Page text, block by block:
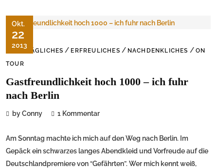
Okt.
22
2013
ALLTÄGLICHES / ERFREULICHES / NACHDENKLICHES / ON
TOUR
Gastfreundlichkeit hoch 1000 – ich fuhr
nach Berlin
by Conny 1 Kommentar
Am Sonntag machte ich mich auf den Weg nach Berlin. Im
Gepäck ein schwarzes langes Abendkleid und Vorfreude auf die
Deutschlandpremiere von “Gefährten”. Wer mich kennt weiß,